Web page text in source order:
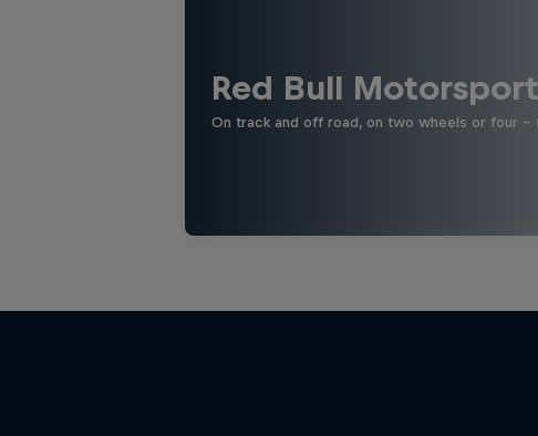
Red Bull
On track and off road, on two wheels or four -